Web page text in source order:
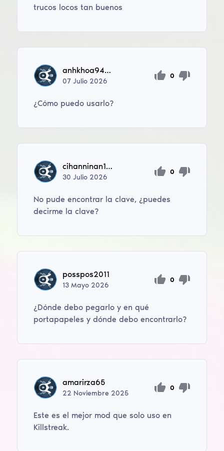
trucos locos tan buenos
anhkhoa942016
07Julio 2026
0
¿Cómo puedo usarlo?
cihanninan123
30Julio 2026
0
No pude encontrar la clave, ¿puedes
decirme la clave?
posspos2011
13Mayo 2026
0
¿Dónde debo pegarlo y en qué
portapapeles y dónde debo encontrarlo?
amarirza65
22 Noviembre 2025
0
Este es el mejor mod que solo uso en
Killstreak.